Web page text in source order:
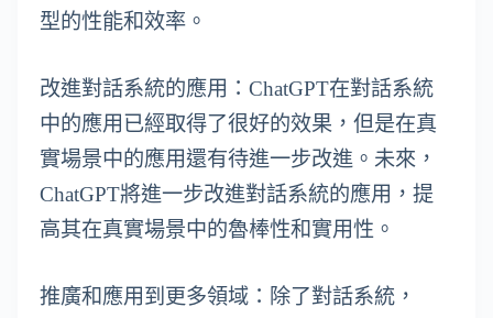
型的性能和效率。
改進對話系統的應用：ChatGPT在對話系統
中的應用已經取得了很好的效果，但是在真
實場景中的應用還有待進一步改進。未來，
ChatGPT將進一步改進對話系統的應用，提
高其在真實場景中的魯棒性和實用性。
推廣和應用到更多領域：除了對話系統，